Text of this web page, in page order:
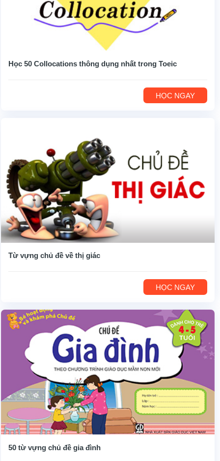
Học 50 Collocations thông dụng nhất trong Toeic
HỌC NGAY
Từ vựng chủ đề về thị giác
HỌC NGAY
50 từ vựng chủ đề gia đình